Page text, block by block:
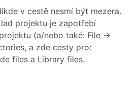
v cestě nesmí být mezera.
projektu je zapotřebí
(a/nebo také: File →
a zde cesty pro:
files a Library files.